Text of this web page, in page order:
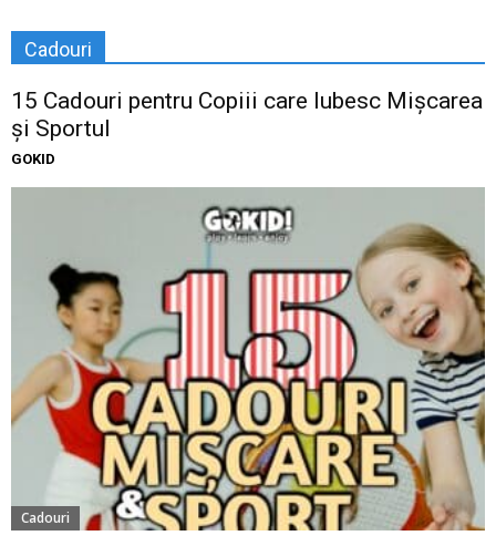
Cadouri
15 Cadouri pentru Copiii care Iubesc Mișcarea
și Sportul
GOKID
Cadouri